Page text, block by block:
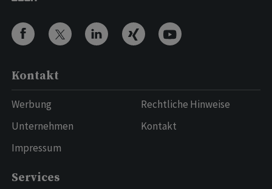
Kontakt
Werbung
Unternehmen
Impressum
Rechtliche Hinweise
Kontakt
Services